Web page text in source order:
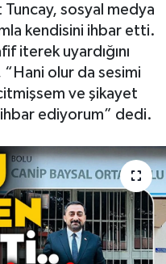
Tuncay, sosyal medya
kendisini ihbar etti.
iterek uyardığını
olur da sesimi
ve şikayet
ediyorum” dedi.